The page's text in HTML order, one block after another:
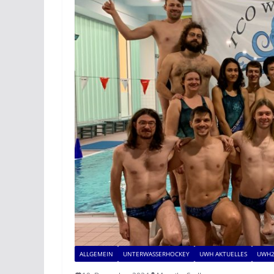
ALLGEMEIN UNTERWASSERHOCKEY UWH AKTUELLES